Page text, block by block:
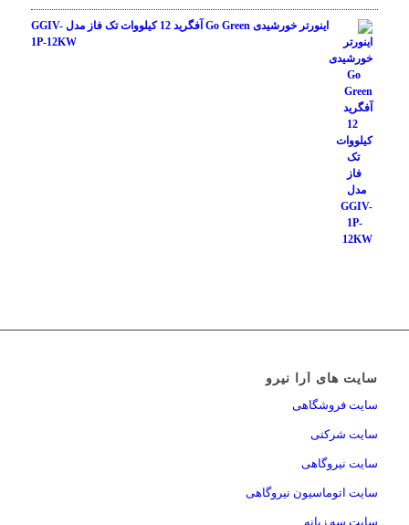
اینورتر خورشیدی Go Green آفگرید 12 کیلووات تک فاز مدل GGIV-
1P-12KW
سایت های آرا نیرو
سایت فروشگاهی
سایت شرکتی
سایت نیروگاهی
سایت اتوماسیون نیروگاهی
سایت سه زبانه